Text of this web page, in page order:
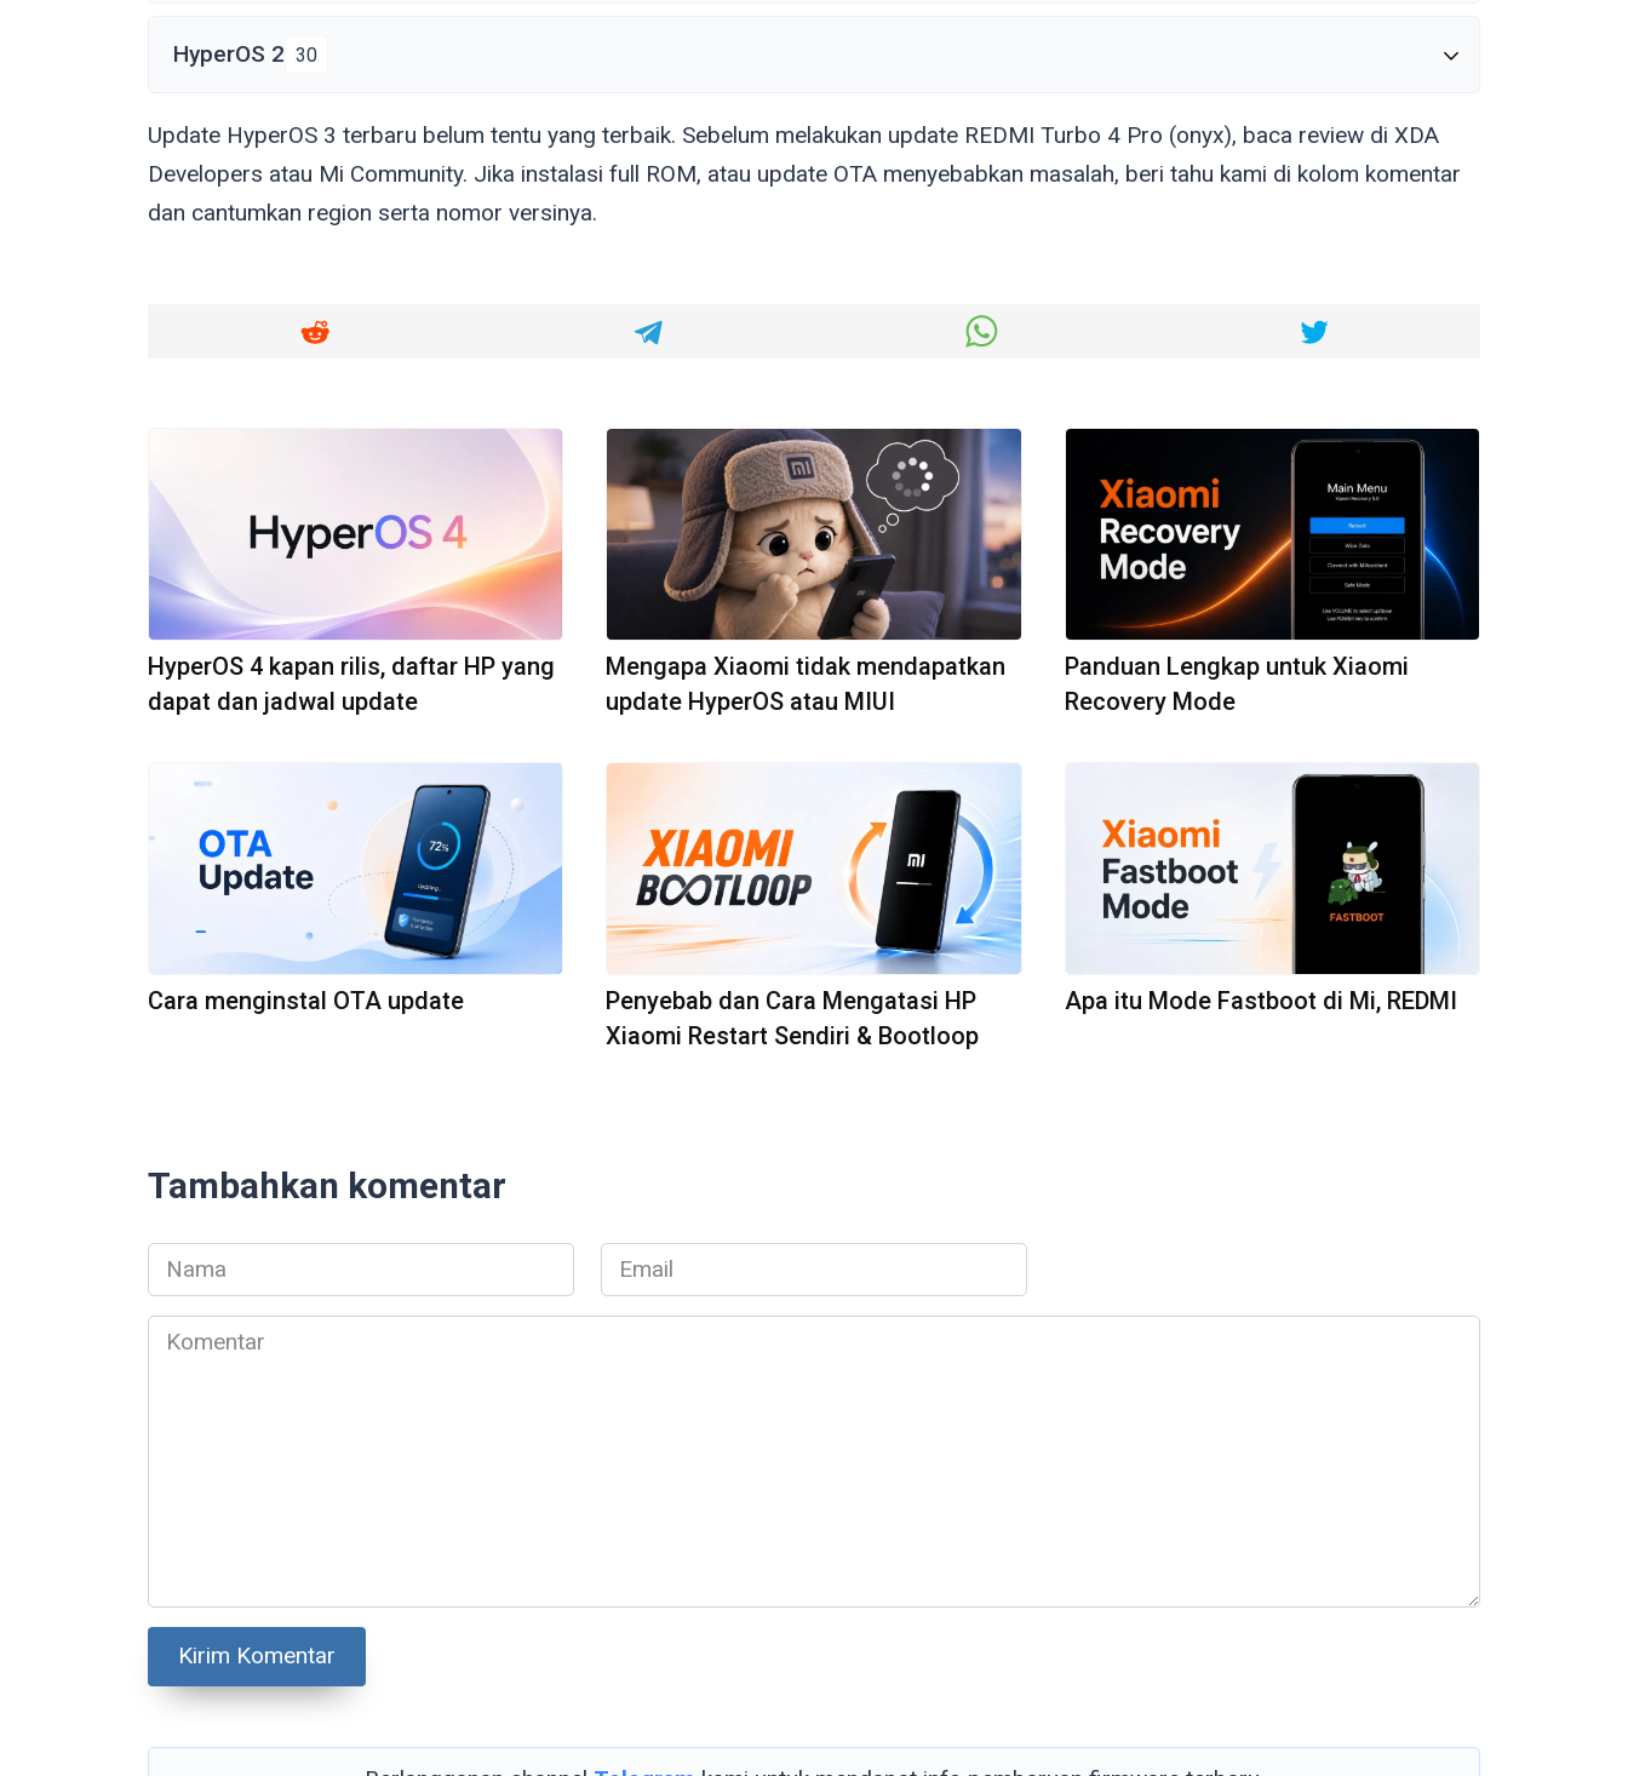
HyperOS 2 30
Update HyperOS 3 terbaru belum tentu yang terbaik. Sebelum melakukan update REDMI Turbo 4 Pro (onyx), baca review di XDA
Developers atau Mi Community. Jika instalasi full ROM, atau update OTA menyebabkan masalah, beri tahu kami di kolom komentar
dan cantumkan region serta nomor versinya.
HyperOS 4 kapan rilis, daftar HP yang
dapat dan jadwal update
Mengapa Xiaomi tidak mendapatkan
update HyperOS atau MIUI
Panduan Lengkap untuk Xiaomi
Recovery Mode
Cara menginstal OTA update
Penyebab dan Cara Mengatasi HP
Xiaomi Restart Sendiri & Bootloop
Apa itu Mode Fastboot di Mi, REDMI
Tambahkan komentar
Nama
*
Email
*
Komentar